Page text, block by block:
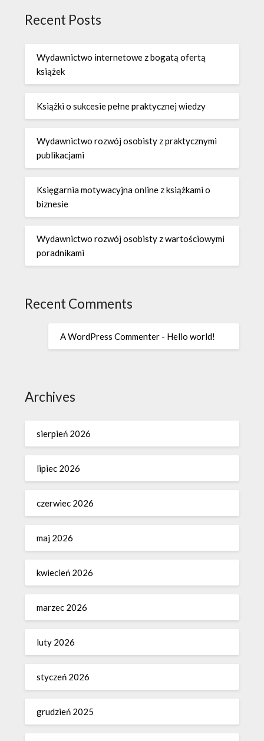
Recent Posts
Wydawnictwo internetowe z bogatą ofertą
książek
Książki o sukcesie pełne praktycznej wiedzy
Wydawnictwo rozwój osobisty z praktycznymi
publikacjami
Księgarnia motywacyjna online z książkami o
biznesie
Wydawnictwo rozwój osobisty z wartościowymi
poradnikami
Recent Comments
A WordPress Commenter - Hello world!
Archives
sierpień 2026
lipiec 2026
czerwiec 2026
maj 2026
kwiecień 2026
marzec 2026
luty 2026
styczeń 2026
grudzień 2025